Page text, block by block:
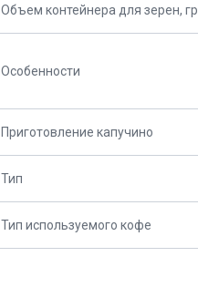
Объем контейнера для зерен, гр
Особенности
Приготовление капучино
Тип
Тип используемого кофе